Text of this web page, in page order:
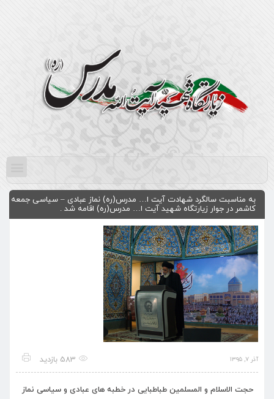
به مناسبت سالگرد شهادت آیت ا… مدرس(ره) نماز عبادی – سیاسی جمعه
کاشمر در جوار زیارتگاه شهید آیت ا… مدرس(ره) اقامه شد .
آذر ۷, ۱۳۹۵ 583 بازدید
حجت الاسلام و المسلمین طباطبایی در خطبه های عبادی و سیاسی نماز